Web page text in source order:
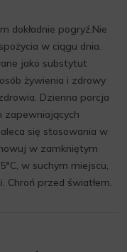
dokładnie pogryź.Nie
w ciągu dnia.
jako substytut
żywienia i zdrowy
Dzienna porcja
zapewniających
się stosowania w
w zamkniętym
w suchym miejscu,
Chroń przed światłem.